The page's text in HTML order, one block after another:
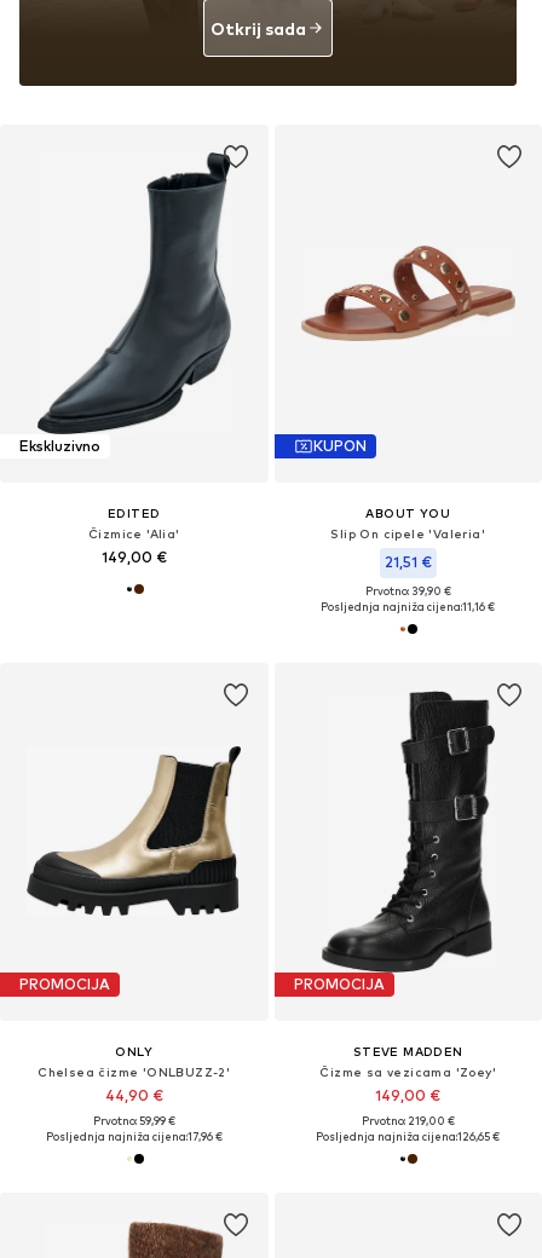
Ekskluzivno
EDITED
Čizmice 'Alia'
149,00 €
KUPON
ABOUT YOU
Slip On cipele 'Valeria'
21,51 €
Prvotno: 39,90 €
Posljednja najniža cijena:11,16 €
PROMOCIJA
ONLY
Chelsea čizme 'ONLBUZZ-2'
44,90 €
Prvotno: 59,99 €
Posljednja najniža cijena:17,96 €
Otkrij sada
PROMOCIJA
STEVE MADDEN
Čizme sa vezicama 'Zoey'
149,00 €
Prvotno: 219,00 €
Posljednja najniža cijena:126,65 €